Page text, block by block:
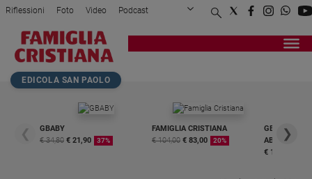
Attualità
Italia
Cronaca
Mondo
Economia
Riflessioni Foto Video Podcast
Privacy Policy Chi siamo
Registrati Redazione
Home page>Attualità>"Dopo di noi", affidiamo...
EDICOLA SAN PAOLO
❮
GBABY
€ 34,80 € 21,90 37%
FAMIGLIA CRISTIANA
€ 104,00 € 83,00 20%
GBABY
€ 16,99
❯